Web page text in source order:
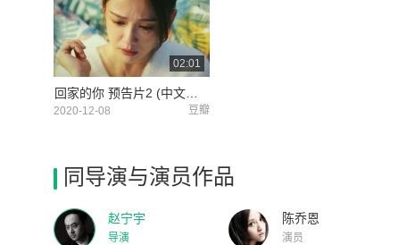
02:01
2020-12-08 豆瓣
同导演与演员作品
赵宁宇
导演
陈乔恩
演员